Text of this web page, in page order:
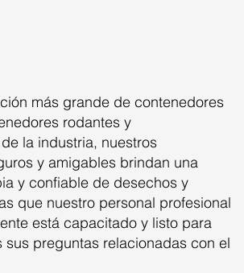
más grande de contenedores
rodantes y
la industria, nuestros
y amigables brindan una
y confiable de desechos y
que nuestro personal profesional
está capacitado y listo para
sus preguntas relacionadas con el